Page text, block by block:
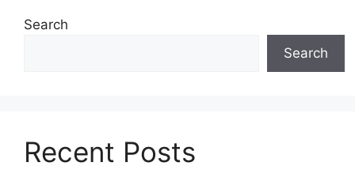
December
Search
Search
Recent Posts